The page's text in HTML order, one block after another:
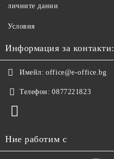
личните данни
Условия
Информация за контакти:
Имейл: office@e-office.bg
Телефон: 0877221823
Ние работим с